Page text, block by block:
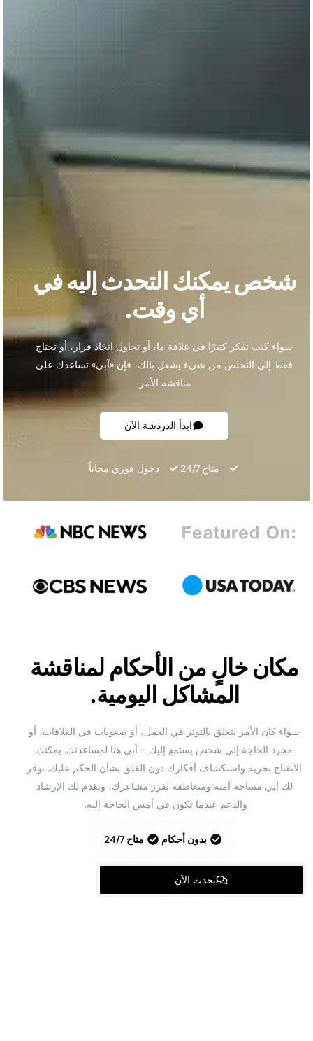
شخص يمكنك التحدث إليه في
أي وقت.
سواء كنت تفكر كثيرًا في علاقة ما، أو تحاول اتخاذ قرار، أو تحتاج
فقط إلى التخلص من شيء يشغل بالك، فإن «آبي» تساعدك على
مناقشة الأمر.
ابدأ الدردشة الآن
متاح 24/7 دخول فوري مجاناً
مكان خالٍ من الأحكام لمناقشة
المشاكل اليومية.
سواء كان الأمر يتعلق بالتوتر في العمل، أو صعوبات في العلاقات، أو
مجرد الحاجة إلى شخص يستمع إليك - آبي هنا لمساعدتك. يمكنك
الانفتاح بحرية واستكشاف أفكارك دون القلق بشأن الحكم عليك. توفر
لك آبي مساحة آمنة ومتعاطفة لفرز مشاعرك، وتقدم لك الإرشاد
والدعم عندما تكون في أمس الحاجة إليه.
بدون أحكام متاح 24/7
تحدث الآن